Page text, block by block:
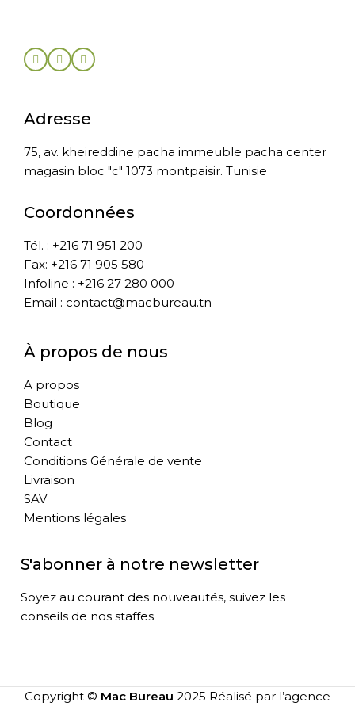
Adresse
75, av. kheireddine pacha immeuble pacha center
magasin bloc "c" 1073 montpaisir. Tunisie
Coordonnées
Tél. : +216 71 951 200
Fax: +216 71 905 580
Infoline : +216 27 280 000
Email : contact@macbureau.tn
À propos de nous
A propos
Boutique
Blog
Contact
Conditions Générale de vente
Livraison
SAV
Mentions légales
S'abonner à notre newsletter
Soyez au courant des nouveautés, suivez les
conseils de nos staffes
Copyright © Mac Bureau 2025 Réalisé par l’agence